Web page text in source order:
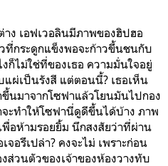
ง เอฟเวอลินมีภาพของฮิปฮอ
ที่กระดูกแข็งพอจะก้าวขึ้นชนกับ
ก็ไม่ใช่ที่ของเธอ ความมั่นใจอยู่
ผ่เป็นรังสี แต่ตอนนี้? เธอเห็น
นมาจากโซฟาแล้วโยนมันไปกอง
ะทำให้โซฟานี่ดูดีขึ้นได้บ้าง ภาพ
อห้ามรอยยิ้ม นึกสงสัยว่าที่ผ่าน
อรึเปล่า? คงจะไม่ เพราะก่อน
วนตัวของเจ้าของห้องวางทับ